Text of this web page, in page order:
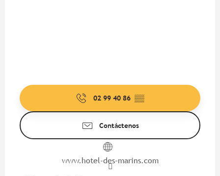
02 99 40 86 ▒▒
Contáctenos
www.hotel-des-marins.com